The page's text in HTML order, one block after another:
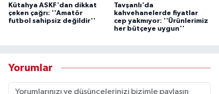
Kütahya ASKF'dan dikkat
çeken çağrı: ''Amatör
futbol sahipsiz değildir''
Tavşanlı'da
kahvehanelerde fiyatlar
cep yakmıyor: ''Ürünlerimiz
her bütçeye uygun''
Yorumlar